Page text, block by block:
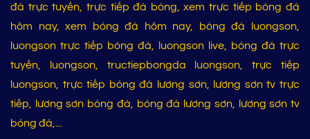
đá trực tuyến, trực tiếp đá bóng, xem trực tiếp bóng đá
hôm nay, xem bóng đá hôm nay, bóng đá luongson,
luongson trực tiếp bóng đá, luongson live, bóng đá trực
tuyến, luongson, tructiepbongda luongson, trực tiếp
luongson, trực tiếp bóng đá lương sơn, lương sơn tv trực
tiếp, lương sơn bóng đá, bóng đá lương sơn, lương sơn tv
bóng đá,...